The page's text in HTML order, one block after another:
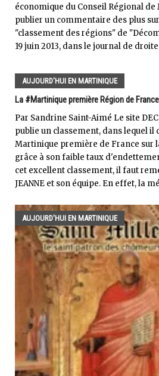
économique du Conseil Régional
publier un commentaire des plus
"classement des régions" de
19 juin 2013, dans le journal de
AUJOURD'HUI EN MARTINIQUE
La #Martinique première Région de
Par Sandrine Saint-Aimé Le site
publie un classement, dans lequel il
Martinique première de France sur
grâce à son faible taux
cet excellent classement, il faut
JEANNE et son équipe. En effet, la
AUJOURD'HUI EN MARTINIQUE